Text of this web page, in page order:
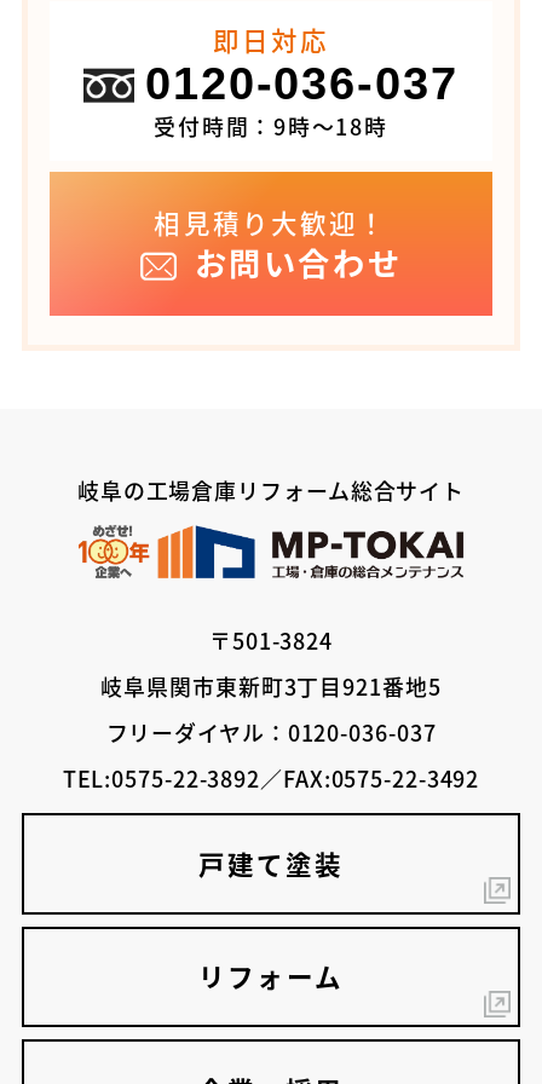
即日対応
0120-036-037
受付時間：9時～18時
相見積り大歓迎！
お問い合わせ
岐阜の工場倉庫リフォーム総合サイト
〒501-3824
岐阜県関市東新町3丁目921番地5
フリーダイヤル：0120-036-037
TEL:0575-22-3892／FAX:0575-22-3492
戸建て塗装
リフォーム